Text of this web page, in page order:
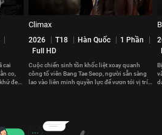
cai
co,
đen
Climax
2026 T18 Hàn Quốc
1 Phần
Full HD
Cuộc chiến sinh tồn khốc liệt xoay quanh
công tố viên Bang Tae Seop, người sẵn sàng
lao vào liên minh quyền lực để vươn tới vị trí